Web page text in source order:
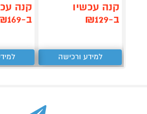
קנה עכשיו
ב-₪129
למידע ורכישה
קנה
ב-₪169